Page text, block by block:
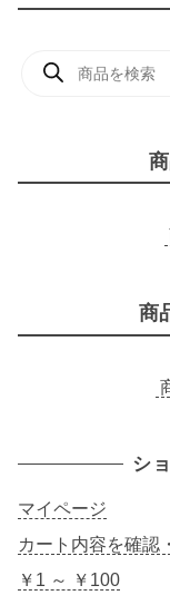
商
シ
マイページ
カート内容を確認
￥1 ～ ￥100